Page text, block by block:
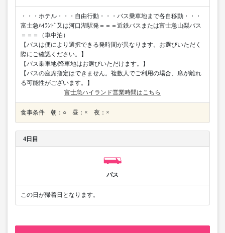
・・・ホテル・・・自由行動・・・バス乗車地まで各自移動・・・
富士急ﾊｲﾗﾝﾄﾞ又は河口湖駅発＝＝＝近鉄バスまたは富士急山梨バス
＝＝＝（車中泊）
【バスは便により選択できる発時間が異なります。お選びいただく
際にご確認ください。】
【バス乗車地/降車地はお選びいただけます。】
【バスの座席指定はできません。複数人でご利用の場合、席が離れ
る可能性がございます。】
富士急ハイランド営業時間はこちら
食事条件 朝：○ 昼：× 夜：×
4日目
バス
この日が帰着日となります。